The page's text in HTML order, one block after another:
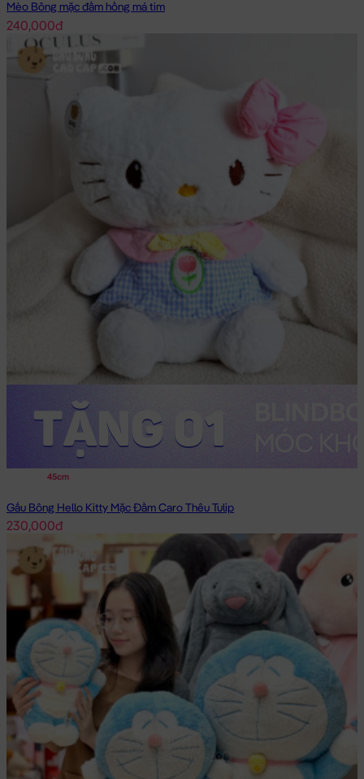
Mèo Bông mặc đầm hồng má tim
240,000đ
45cm
Gấu Bông Hello Kitty Mặc Đầm Caro Thêu Tulip
230,000đ